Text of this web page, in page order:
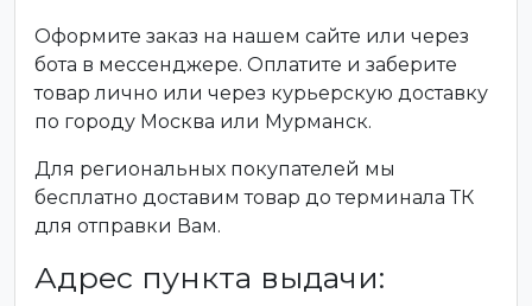
Оформите заказ на нашем сайте или через
бота в мессенджере. Оплатите и заберите
товар лично или через курьерскую доставку
по городу Москва или Мурманск.
Для региональных покупателей мы
бесплатно доставим товар до терминала ТК
для отправки Вам.
Адрес пункта выдачи: